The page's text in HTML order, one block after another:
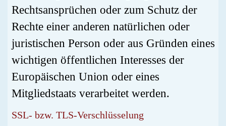
Rechtsansprüchen oder zum Schutz der
Rechte einer anderen natürlichen oder
juristischen Person oder aus Gründen eines
wichtigen öffentlichen Interesses der
Europäischen Union oder eines
Mitgliedstaats verarbeitet werden.
SSL- bzw. TLS-Verschlüsselung